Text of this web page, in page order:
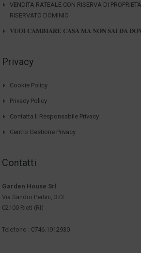
VENDITA RATEALE CON RISERVA DI
RISERVATO DOMINIO
𝐕𝐔𝐎𝐈 𝐂𝐀𝐌𝐁𝐈𝐀𝐑𝐄 𝐂𝐀𝐒𝐀 𝐌𝐀 𝐍𝐎𝐍 𝐒𝐀𝐈 𝐃𝐀
Privacy
Cookie Policy
Privacy Policy
Contatta Il Responsabile Privacy
Centro Gestione Privacy
Contatti
Garden House Srl
Via Sandro Pertini, 373
02100 Rieti (RI)
Telefono : 0746.1912930